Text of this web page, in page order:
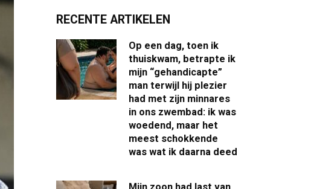
RECENTE ARTIKELEN
Op een dag, toen ik
thuiskwam, betrapte ik
mijn “gehandicapte”
man terwijl hij plezier
had met zijn minnares
in ons zwembad: ik was
woedend, maar het
meest schokkende
was wat ik daarna deed